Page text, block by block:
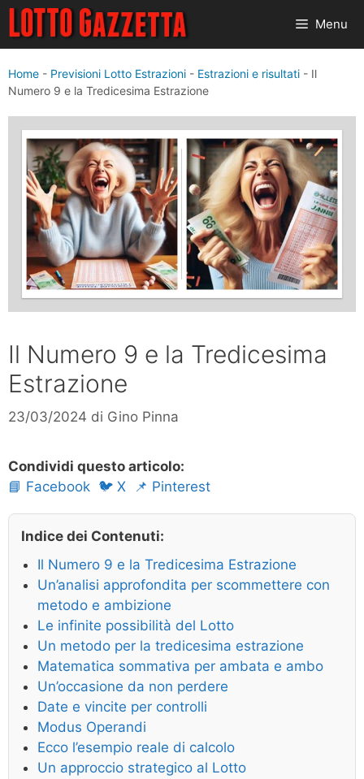
Vai
contenuto
Menu
Home - Previsioni Lotto Estrazioni - Estrazioni e risultati - Il
Numero 9 e la Tredicesima Estrazione
Il Numero 9 e la Tredicesima
Estrazione
23/03/2024 di Gino Pinna
Condividi questo articolo:
📘 Facebook 🐦 X 📌 Pinterest
Indice dei Contenuti:
Il Numero 9 e la Tredicesima Estrazione
Un’analisi approfondita per scommettere con
metodo e ambizione
Le infinite possibilità del Lotto
Un metodo per la tredicesima estrazione
Matematica sommativa per ambata e ambo
Un’occasione da non perdere
Date e vincite per controlli
Modus Operandi
Ecco l’esempio reale di calcolo
Un approccio strategico al Lotto